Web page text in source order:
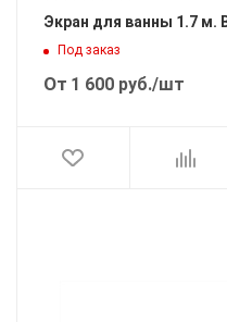
Экран для ванны 1.7 м.
Под заказ
От 1 600 руб./шт